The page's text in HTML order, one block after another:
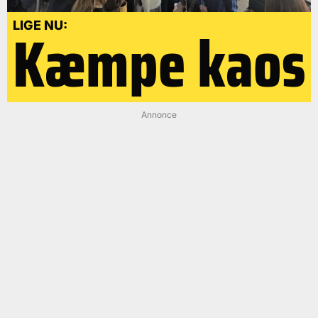
LIGE NU:
Kæmpe kaos
Annonce